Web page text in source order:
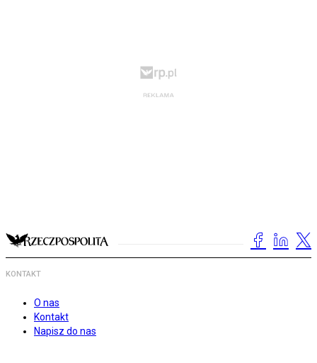
KONTAKT
O nas
Kontakt
Napisz do nas